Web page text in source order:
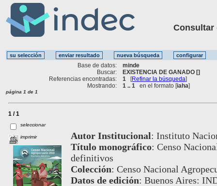
Consultar
Base de datos:
minde
Buscar:
EXISTENCIA DE GANADO []
Referencias encontradas:
1 [Refinar la búsqueda]
Mostrando:
1 .. 1 en el formato [iaha]
página 1 de 1
1 / 1
seleccionar
imprimir Autor Institucional: Instituto
Título monográfico: Censo
definitivos
Colección: Censo Nacional
Datos de edición: Buenos Aires: